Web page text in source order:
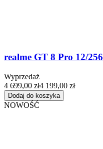
realme GT 8 Pro 12/
Wyprzedaż
4 699,00 zł4 199,00 zł
Dodaj do koszyka
NOWOŚĆ